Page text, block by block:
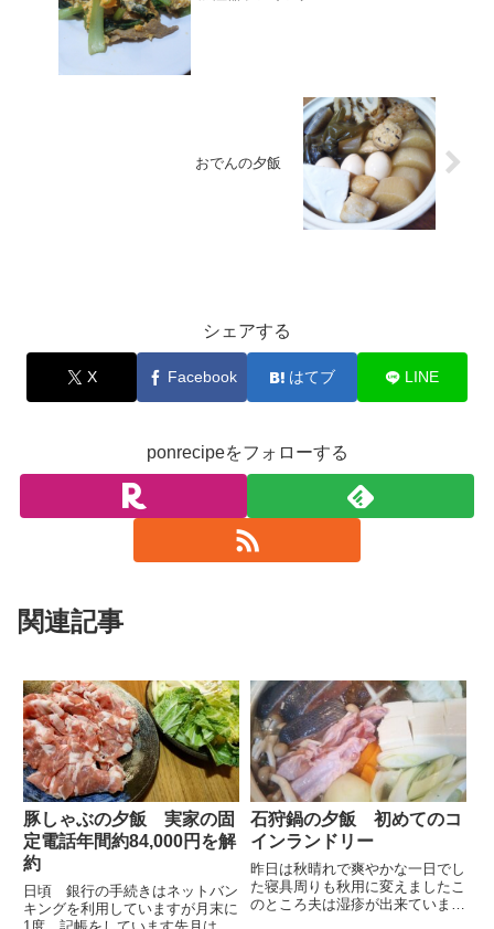
おでんの夕飯
シェアする
X Facebook はてブ LINE
ponrecipeをフォローする
関連記事
豚しゃぶの夕飯 実家の固
定電話年間約84,000円を解
約
日頃 銀行の手続きはネットバン
キングを利用していますが月末に
石狩鍋の夕飯 初めてのコ
インランドリー
昨日は秋晴れで爽やかな一日でし
た寝具周りも秋用に変えましたこ
のところ夫は湿疹が出来ています